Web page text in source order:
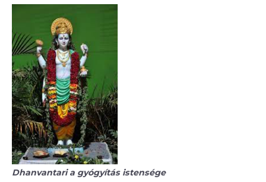
Dhanvantari a gyógyítás istensége